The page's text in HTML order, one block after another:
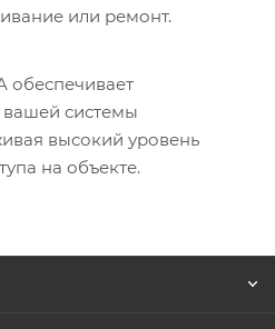
или ремонт.
обеспечивает
системы
высокий уровень
на объекте.